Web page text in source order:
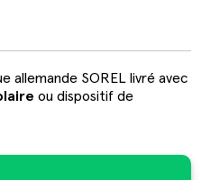
allemande SOREL livré avec
ou dispositif de